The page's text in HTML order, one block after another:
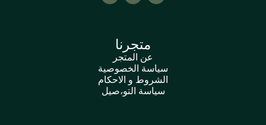
متجرنا
عن المتجر
سياسة الخصوصية
الشروط و الاحكام
سياسة التو،صيل